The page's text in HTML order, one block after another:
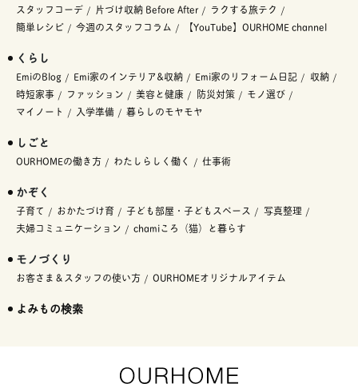
スタッフコーデ
片づけ収納 Before After
ラクする旅テク
簡単レシピ
今週のスタッフコラム 【YouTube】OURHOME channel
くらし
EmiのBlog Emi家のインテリア&収納 Emi家のリフォーム日記
収納
時短家事
ファッション 美容と健康 防災対策
モノ選び
マイノート
入学準備 暮らしのモヤモヤ
しごと
OURHOMEの働き方 わたしらしく働く 仕事術
かぞく
子育て おかたづけ育 子ども部屋・子どもスペース
写真整理
夫婦コミュニケーション
chamiころ（猫）と暮らす
モノづくり
お客さま＆スタッフの使い方 OURHOMEオリジナルアイテム
よみもの検索